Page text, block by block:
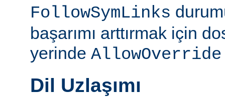
FollowSymLinks
başarımı arttırmak için
yerinde AllowOverride
Dil Uzlaşımı